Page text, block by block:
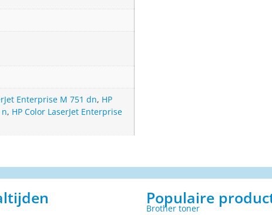
Enterprise M 751 dn, HP
, HP Color LaserJet Enterprise
Populaire
Brother toner